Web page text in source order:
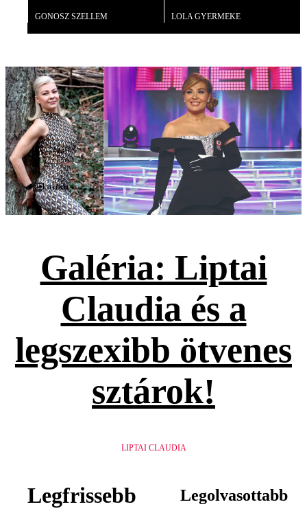
GONOSZ SZELLEM LOLA GYERMEKE
Galéria
Galéria: Liptai
Claudia és a
legszexibb ötvenes
sztárok!
LIPTAI CLAUDIA
Legfrissebb Legolvasottabb